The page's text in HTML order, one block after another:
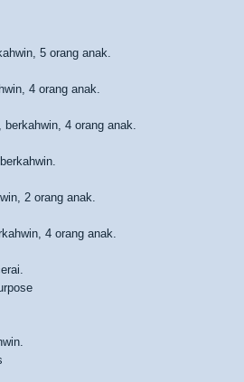
5 orang anak.
4 orang anak.
4 orang anak.
2 orang anak.
4 orang anak.